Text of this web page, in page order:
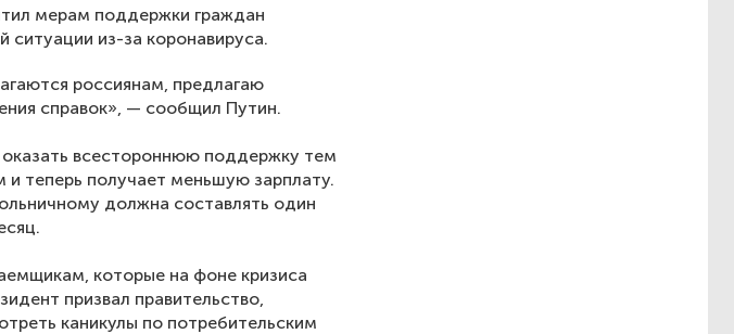
мерам поддержки граждан
ситуации из-за коронавируса.
россиянам, предлагаю
справок», — сообщил Путин.
оказать вcестороннюю поддержку тем
и теперь получает меньшую зарплату.
должна составлять один
которые на фоне кризиса
призвал правительство,
каникулы по потребительским